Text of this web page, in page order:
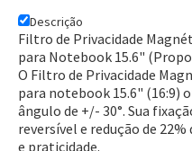
Descrição
Filtro de Privacidade
para Notebook 15.6"
O Filtro de Privacidade
para notebook 15.6" (16:9)
ângulo de +/- 30°. Sua
reversível e redução de
e praticidade.